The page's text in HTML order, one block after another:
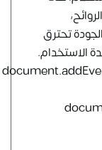
تحترق
الاستخدام.